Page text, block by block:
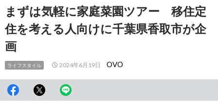
まずは気軽に家庭菜園ツアー 移住定
住を考える人向けに千葉県香取市が企
画
ライフスタイル 2024年6月19日 OVO